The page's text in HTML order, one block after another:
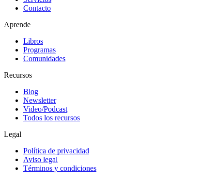
Contacto
Aprende
Libros
Programas
Comunidades
Recursos
Blog
Newsletter
Video/Podcast
Todos los recursos
Legal
Política de privacidad
Aviso legal
Términos y condiciones